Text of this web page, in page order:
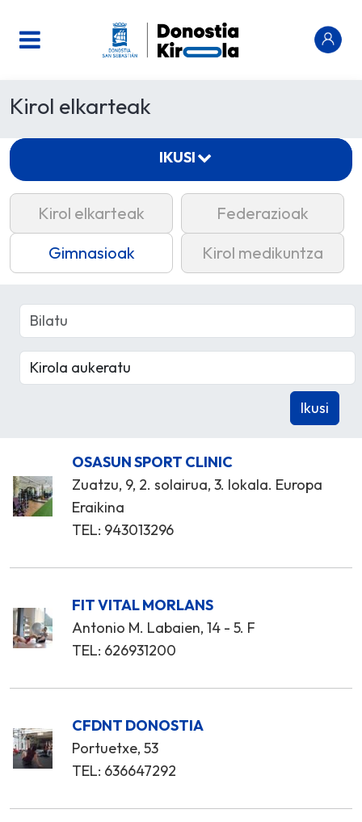
Kirol elkarteak
Kirol elkarteak
Federazioak
Gimnasioak
Kirol medikuntza
OSASUN SPORT CLINIC
Zuatzu, 9, 2. solairua, 3. lokala. Europa
Eraikina
TEL: 943013296
FIT VITAL MORLANS
Antonio M. Labaien, 14 - 5. F
TEL: 626931200
CFDNT DONOSTIA
Portuetxe, 53
TEL: 636647292
IKUSI